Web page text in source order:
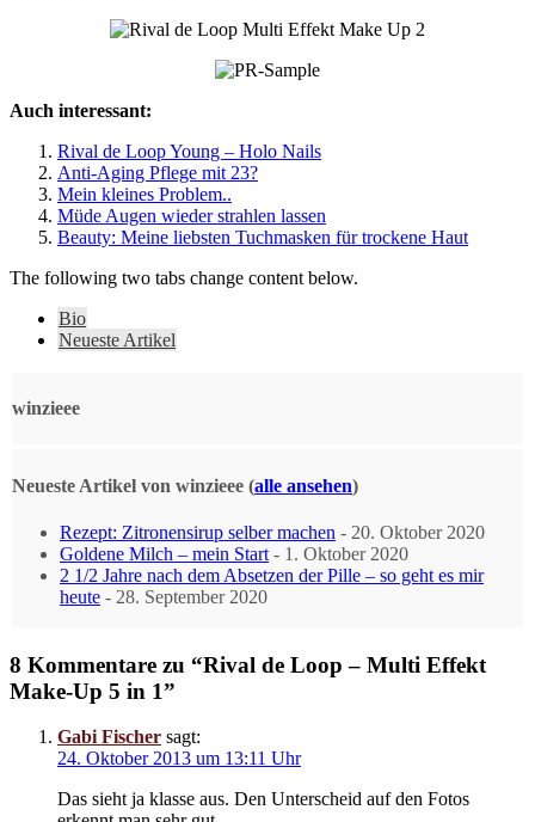
Auch interessant:
Rival de Loop Young – Holo Nails
Anti-Aging Pflege mit 23?
Mein kleines Problem..
Müde Augen wieder strahlen lassen
Beauty: Meine liebsten Tuchmasken für trockene Haut
The following two tabs change content below.
Bio
Neueste Artikel
winzieee
Neueste Artikel von winzieee (alle ansehen)
Rezept: Zitronensirup selber machen - 20. Oktober 2020
Goldene Milch – mein Start - 1. Oktober 2020
2 1/2 Jahre nach dem Absetzen der Pille – so geht es mir
heute - 28. September 2020
8 Kommentare zu “Rival de Loop – Multi Effekt
Make-Up 5 in 1”
Gabi Fischer sagt:
24. Oktober 2013 um 13:11 Uhr
Das sieht ja klasse aus. Den Unterscheid auf den Fotos